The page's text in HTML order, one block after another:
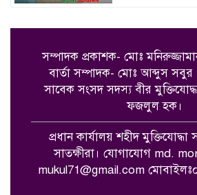
গাজী নজরুল
সাতক্ষীরা জেলা
আয়োজনে রবীন্দ্র-
উৎসব পালন
শ্যামনগরের
মতবিনিময় সভা
সম্পাদক প্রকাশক- মোঃ
বার্তা সম্পাদক- মোঃ আব্দুস সবুর
সাবেক সংসদ সদস্য বীর
ফজলুল হক।
প্রধান কার্যালয় শহীদ
সাতক্ষীরা। যোগাযোগ md.
mukul71@gmail.com